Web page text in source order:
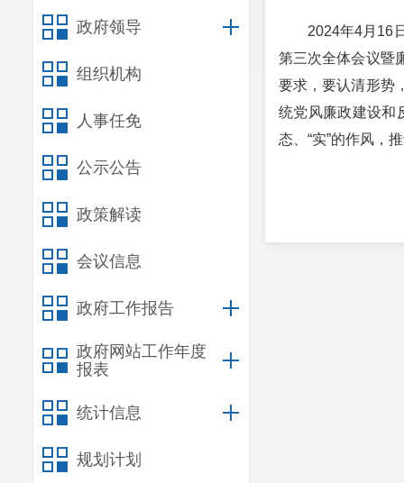
政府领导
组织机构
人事任免
公示公告
政策解读
会议信息
政府工作报告
政府网站工作年度
报表
统计信息
规划计划
2024年4月16
第三次全体会议暨
要求，要认清形势
统党风廉政建设和
态、“实”的作风，